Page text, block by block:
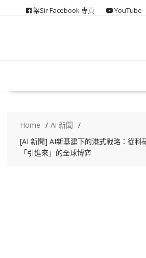
梁Sir Facebook 專頁 YouTube
Home
Ai 新聞
[AI 新聞] AI新基建下的港式戰略：從科
「引進來」的全球博弈